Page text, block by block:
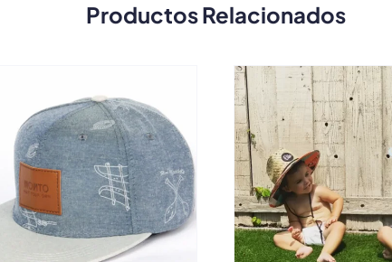
Productos Relacionados